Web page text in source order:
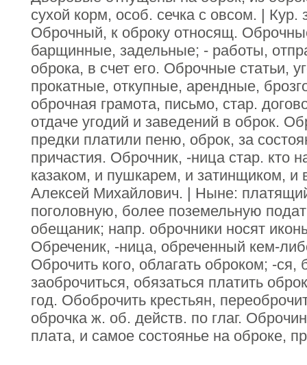
сухой корм, особ. сечка с овсом. | Кур.
Оброчный, к оброку относящ.
барщинные, задельные; - работы,
оброка, в счет его. Оброчные статьи,
прокатные, откупные, арендные,
оброчная грамота, письмо, стар.
отдаче угодий и заведений в оброк.
предки платили пеню, оброк, за
причастия. Оброчник, -ница стар. кто
казаком, и пушкарем, и затинщиком, и
Алексей Михайлович. | Ныне:
поголовную, более поземельную
обещаник; напр. оброчники носят
Обреченик, -ница, обреченный кем-
Оброчить кого, облагать оброком; -ся,
заоброчиться, обязаться платить
год. Обоброчить крестьян,
оброчка ж. об. действ. по глаг.
плата, и самое состоянье на оброке,